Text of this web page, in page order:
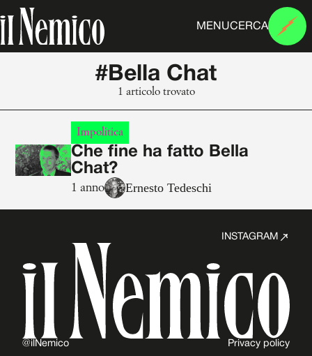
MENUCERCA
#Bella Chat
1 articolo trovato
Impolitica
Che fine ha fatto Bella
Chat?
1 anno Ernesto Tedeschi
INSTAGRAM
@ilNemico Privacy policy